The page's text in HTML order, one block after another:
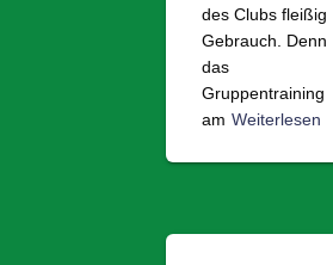
des Clubs fleißig
Gebrauch. Denn
das
Gruppentraining
am Weiterlesen